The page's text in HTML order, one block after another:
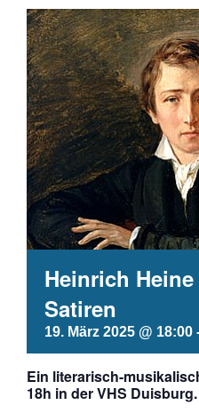
Heinrich
Satiren
19. März 2025 @ 18:00
Ein literarisch-
18h in der VHS Duisburg.